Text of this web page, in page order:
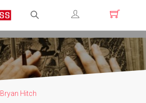
Registrati
Login
Bryan Hitch